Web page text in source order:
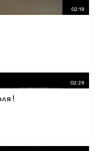
02:19
02:29
!